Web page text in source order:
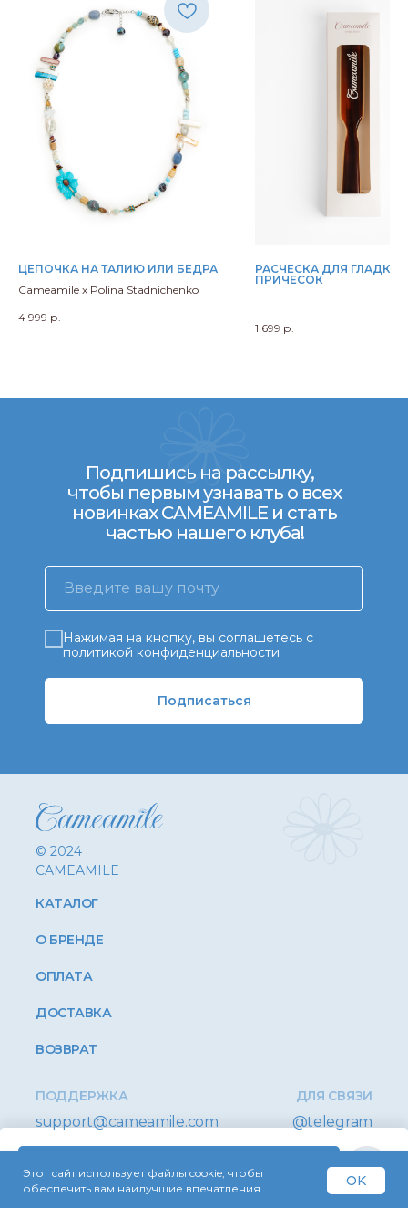
Купить
ЦЕПОЧКА НА ТАЛИЮ ИЛИ БЕДРА
Cameamile х Polina Stadnichenko
4 999 р.
РАСЧЕСКА ДЛЯ ГЛАДКИХ
ПРИЧЕСОК
1 699 р.
Нажимая на кнопку, вы соглашетесь с
политикой конфиденциальности
Подписаться
Подпишись на рассылку,
чтобы первым узнавать о всех
новинках CAMEAMILE и стать
частью нашего клуба!
© 2024
CAMEAMILE
ВОЗВРАТ
ДОСТАВКА
ОПЛАТА
О БРЕНДЕ
КАТАЛОГ
support@cameamile.com
ПОДДЕРЖКА
@telegram
ДЛЯ СВЯЗИ
Конфиденциальность
Оферта
Этот сайт использует файлы cookie, чтобы
обеспечить вам наилучшие впечатления.
OK